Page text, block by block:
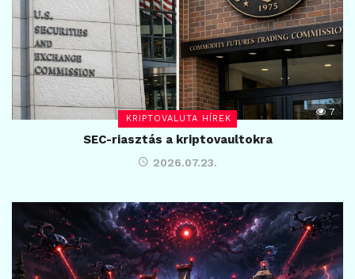
KRIPTOVALUTA HÍREK
7
SEC-riasztás a kriptovaultokra
2026.07.23.